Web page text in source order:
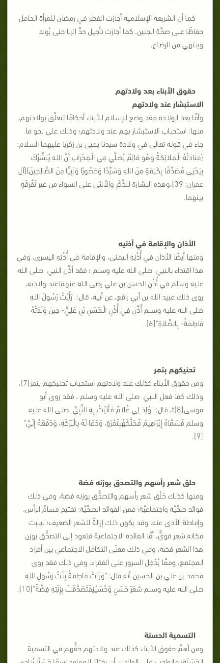
كما أن الشريعة الإسلامية أجازت الفطر في رمضان للمرأة الحامل
حفاظًا على صحَّة الجنين، كما أجازت تأجيل حدِّ الزنا حتى يُولد
وينتهي من الرضاع.
حقوق الأبناء بعد ولادتهم
الاستبشار عند ولادتهم
وأمَّا بعد الولادة فقد وضع الإسلام للأبناء أحكامًا تتعلَّق بولادتهم،
منها: استحباب الاستبشار بهم عند ولادتهم؛ وذلك على نحو ما
جاء في قوله تعالى في ولادة سيدنا يحيى بن زكريا عليهما السلام:
{فَنَادَتْهُ الْـمَلاَئِكَةُ وَهُوَ قَائِمٌ يُصَلِّي فِي الْـمِحْرَابِ أَنَّ اللهَ يُبَشِّرُكَ
بِيَحْيَى مُصَدِّقًا بِكَلِمَةٍ مِنَ اللهِ وَسَيِّدًا وَحَصُورًا وَنَبِيًّا مِنَ الصَّالِحِينَ}[آل
عمران: 39]،وهذه البشارة للذَّكَرِ والأنثى على السواء من غير تَفْرِقَةٍ
بينهما.
الأذان والإقامة في أذنيه
ومنها أيضًا الأذان في أُذُنِهِ اليمنى، والإقامة في أُذُنِهِ اليسرى، وفي
هذا اقتداء بالنبي صلى الله عليه وسلم ؛ فقد أذَّن النبي صلى الله
عليه وسلم في أُذُنِ الحسن بن علي رضى الله عنهماعند ولادته،
روى ذلك عبيد الله بن أبي رافع، عن أبيه، قال: "رَأَيْتُ رَسُولَ اللهِ
صلى الله عليه وسلم أَذَّنَ فِي أُذُنِ الْـحَسَنِ بْنِ عَلِيٍّ- حِينَ وَلَدَتْهُ
فَاطِمَةُ- بِالصَّلاَةِ"[6].
تحنيكهم بتمر
ومن حقوق الأبناء كذلك عند ولادتهم استحباب تحنيكهم بتمر[7]،
وذلك كما فعل النبي صلى الله عليه وسلم ، فقد روى أبو
موسى[8]t، قال: "وُلِدَ لِي غُلاَمٌ فَأَتَيْتُ بِهِ النَّبِيَّ صلى الله عليه
وسلم فَسَمَّاهُ إِبْرَاهِيمَ فَحَنَّكَهُبِتَمْرَةٍ، وَدَعَا لَهُ بِالْبَرَكَةِ، وَدَفَعَهُ إِلَيَّ"
[9].
حلق شعر رأسهم والتصدق بوزنه فضة
ومنها كذلك حَلْق شعر رأسهم والتصدُّق بوزنه فضة، وفي ذلك
فوائد صحِّيَّة واجتماعيَّة؛ فمن الفوائد الصحِّيَّة: تفتيح مسامِّ الرأس،
وإماطة الأذى عنه، وقد يكون ذلك إزالةً للشعر الضعيف؛ لينبت
مكانه شعر قويٌّ، أمَّا الفائدة الاجتماعية فتعود إلى التصدُّق بوزن
هذا الشعر فضة، وفي ذلك معنَى التكافل الاجتماعي بين أفراد
المجتمع، وممَّا يُدْخِل السرور على الفقراء، وفي ذلك فقد روى
محمد بن علي بن الحسين أنه قال: "وَزَنَتْ فَاطِمَةُ بِنْتُ رَسُولِ اللهِ
صلى الله عليه وسلم شَعَرَ حَسَنٍ وَحُسَيْنٍفَتَصَدَّقَتْ بِزِنَتِهِ فِضَّةً"[10].
التسمية الحسنة
ومن أهمِّ حقوق الأبناء كذلك عند ولادتهم حَقُّهم في التسمية